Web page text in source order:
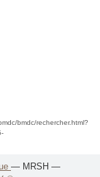
bmdc/rechercher.html?
— MRSH —